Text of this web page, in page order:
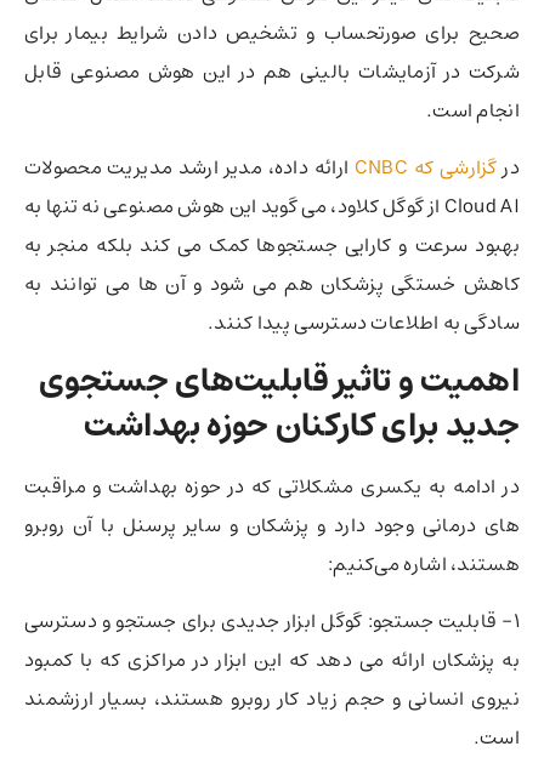
صحیح برای صورتحساب و تشخیص دادن شرایط بیمار برای
شرکت در آزمایشات بالینی هم در این هوش مصنوعی قابل
انجام است.
درگزارشی که CNBC
ارائه داده، مدیر ارشد مدیریت محصولات
Cloud AI از گوگل کلاود، می گوید این هوش مصنوعی نه تنها به
بهبود سرعت و کارایی جستجوها کمک می کند بلکه منجر به
کاهش خستگی پزشکان هم می شود و آن ها می توانند به
سادگی به اطلاعات دسترسی پیدا کنند.
اهمیت و تاثیر قابلیت‌های جستجوی
جدید برای کارکنان حوزه بهداشت
در ادامه به یکسری مشکلاتی که در حوزه بهداشت و مراقبت
های درمانی وجود دارد و پزشکان و سایر پرسنل با آن روبرو
هستند، اشاره می‌کنیم:
1- قابلیت جستجو: گوگل ابزار جدیدی برای جستجو و دسترسی
به پزشکان ارائه می دهد که این ابزار در مراکزی که با کمبود
نیروی انسانی و حجم زیاد کار روبرو هستند، بسیار ارزشمند
است.